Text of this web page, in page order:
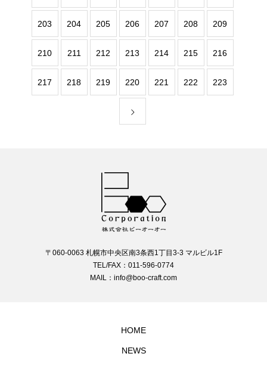
203 204 205 206 207 208 209
210 211 212 213 214 215 216
217 218 219 220 221 222 223
〒060-0063 札幌市中央区南3条西1丁目3-3 マルビル1F
TEL/FAX：011-596-0774
MAIL：info@boo-craft.com
HOME
NEWS